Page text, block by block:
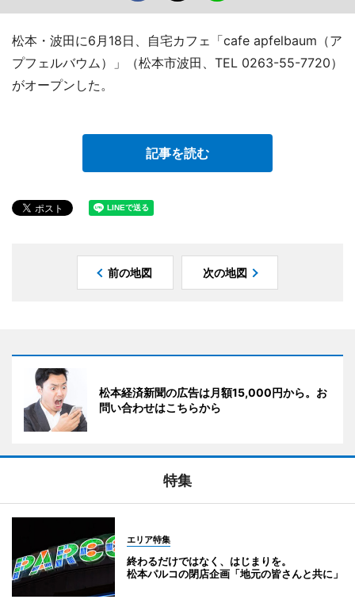
松本・波田に6月18日、自宅カフェ「cafe apfelbaum（ア
プフェルバウム）」（松本市波田、TEL 0263-55-7720）
がオープンした。
記事を読む
前の地図 次の地図
松本経済新聞の広告は月額15,000円から。お
問い合わせはこちらから
特集
エリア特集
終わるだけではなく、はじまりを。
松本パルコの閉店企画「地元の皆さんと共に」